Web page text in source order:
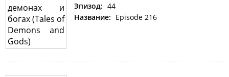
Эпизод: 44
Название: Episode 216